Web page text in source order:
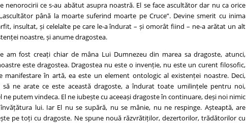
nenorocirii ce s-au abătut asupra noastră. El se face ascultător dar nu ca orice
până la moarte suferind moarte pe Cruce”. Devine smerit cu inima
insultat, și celelalte pe care le-a îndurat – și omorât fiind – ne-a arătat un alt
noastre, și anume dragostea.
am fost creați chiar de mâna Lui Dumnezeu din marea sa dragoste, atunci,
este dragostea. Dragostea nu este o invenție, nu este un curent filosofic,
în artă, ea este un element ontologic al existenței noastre. Deci,
să ne arate ce este această dragoste, a îndurat toate umilințele pentru noi,
ne putem vindeca. El ne iubește cu aceeași dragoste în continuare, deși noi nimic
lui. Iar El nu se supără, nu se mânie, nu ne respinge. Așteaptă, are
pe toți cu dragoste. Ne spune nouă răzvrătiților, dezertorilor, trădătorilor cu